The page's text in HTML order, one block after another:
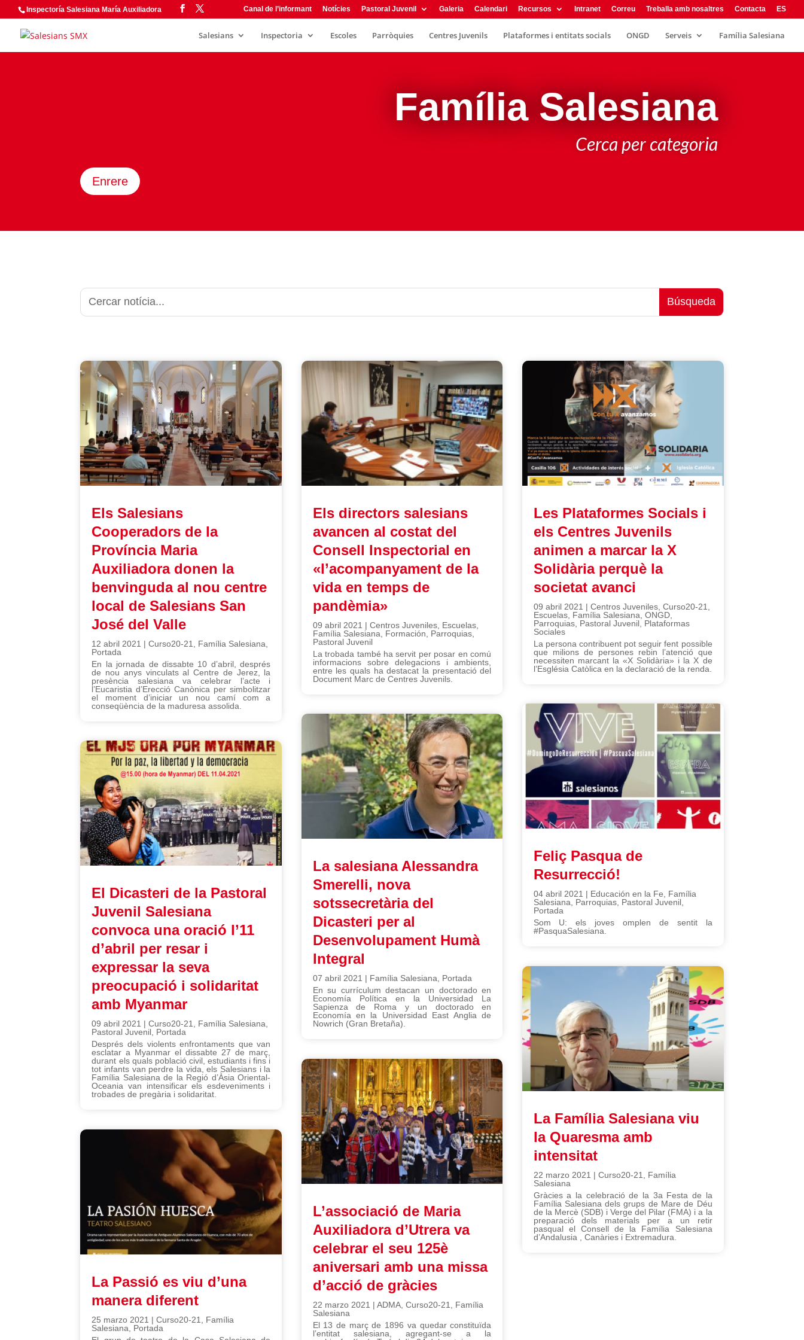
Inspectoría Salesiana María Auxiliadora Canal de l’informant Notícies Pastoral Juvenil Galeria Calendari Recursos Intranet Correu Treballa amb nosaltres Contacta ES
Salesians Inspectoria Escoles Parròquies Centres Juvenils Plataformes i entitats socials ONGD Serveis Família Salesiana
Família Salesiana
Cerca per categoria
Enrere
Els Salesians
Cooperadors de la
Província Maria
Auxiliadora donen la
benvinguda al nou centre
local de Salesians San
José del Valle
12 abril 2021 |Curso20-21 Família Salesiana
Portada
En la jornada de dissabte 10 d’abril, després
de nou anys vinculats al Centre de Jerez, la
presència salesiana va celebrar l’acte i
l’Eucaristia d’Erecció Canònica per simbolitzar
el moment d’iniciar un nou camí com a
conseqüència de la maduresa assolida.
El Dicasteri de la Pastoral
Juvenil Salesiana
convoca una oració l’11
d’abril per resar i
expressar la seva
preocupació i solidaritat
amb Myanmar
09 abril 2021 |Curso20-21, Família Salesiana,
Pastoral Juvenil, Portada
Després dels violents enfrontaments que van
esclatar a Myanmar el dissabte 27 de març,
durant els quals població civil, estudiants i fins i
tot infants van perdre la vida, els Salesians i la
Família Salesiana de la Regió d’Àsia Oriental-
Oceania van intensificar els esdeveniments i
trobades de pregària i solidaritat.
La Passió es viu d’una
manera diferent
25 marzo 2021 |Curso20-21
Família
Salesiana
Portada
Els directors salesians
avancen al costat del
Consell Inspectorial en
«l’acompanyament de la
vida en temps de
pandèmia»
09 abril 2021 | Centros Juveniles, Escuelas,
Família Salesiana
Formación Parroquias,
Pastoral Juvenil
La trobada també ha servit per posar en comú
informacions sobre delegacions i ambients,
entre les quals ha destacat la presentació del
Document Marc de Centres Juvenils.
La salesiana Alessandra
Smerelli, nova
sotssecretària del
Dicasteri per al
Desenvolupament Humà
Integral
07 abril 2021 | Família Salesiana, Portada
En su currículum destacan un doctorado en
Economía Política en la Universidad La
Sapienza de Roma y un doctorado en
Economía en la Universidad East Anglia de
Nowrich (Gran Bretaña).
L’associació de Maria
Auxiliadora d’Utrera va
celebrar el seu 125è
aniversari amb una missa
d’acció de gràcies
22 marzo 2021 | ADMA, Curso20-21
Família
Salesiana
El 13 de març de 1896 va quedar constituïda
l’entitat salesiana, agregant-se a la
Les Plataformes Socials i
els Centres Juvenils
animen a marcar la X
Solidària perquè la
societat avanci
09 abril 2021 | Centros Juveniles, Curso20-21
Escuelas, Família Salesiana ONGD,
Parroquias, Pastoral Juvenil, Plataformas
Sociales
La persona contribuent pot seguir fent possible
que milions de persones rebin l’atenció que
necessiten marcant la «X Solidària» i la X de
l’Església Catòlica en la declaració de la renda.
Feliç Pasqua de
Resurrecció!
04 abril 2021 | Educación en la Fe, Família
Salesiana, Parroquias, Pastoral Juvenil,
Portada
Som U: els joves omplen de sentit la
#PasquaSalesiana.
La Família Salesiana viu
la Quaresma amb
intensitat
22 marzo 2021 | Curso20-21
Família
Salesiana
Gràcies a la celebració de la 3a Festa de la
Família Salesiana dels grups de Mare de Déu
de la Mercè (SDB) i Verge del Pilar (FMA) i a la
preparació dels materials per a un retir
pasqual el Consell de la Família Salesiana
d’Andalusia , Canàries i Extremadura.